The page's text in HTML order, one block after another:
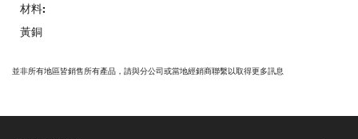
材料:
黃銅
並非所有地區皆銷售所有產品，請與分公司或當地經銷商聯繫以取得更多訊息